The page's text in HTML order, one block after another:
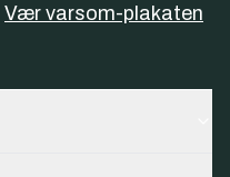
Vær varsom-plakaten